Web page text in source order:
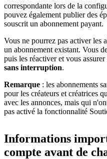
correspondante lors de la
pouvez également publier des
souscrit un abonnement payant.
Vous ne pourrez pas activer les
un abonnement existant. Vous
puis les réactiver et vous
sans interruption.
Remarque : les abonnements
pour les créateurs et créatrices
avec les annonces, mais qui
pas activé la fonctionnalité
Informations
compte avant de